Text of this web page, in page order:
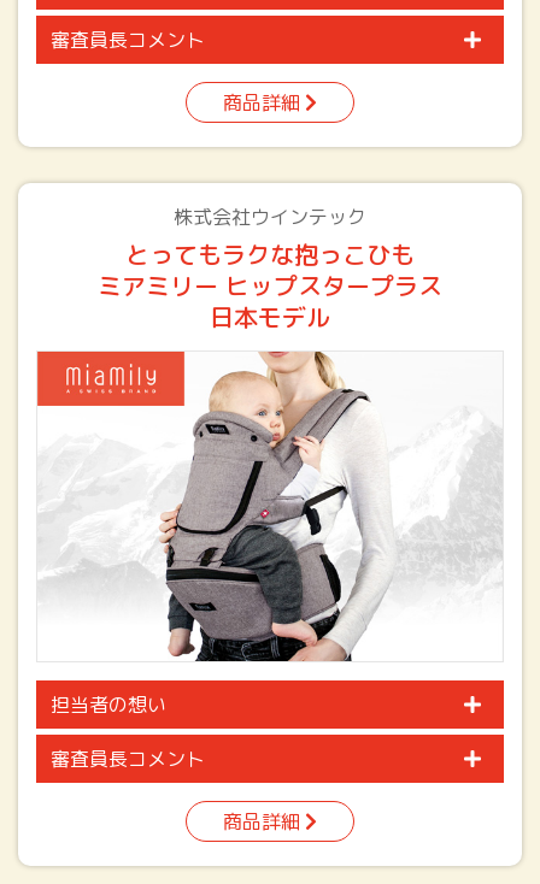
審査員長コメント
商品詳細
株式会社ウインテック
とってもラクな抱っこひも
ミアミリー ヒップスタープラス
日本モデル
担当者の想い
審査員長コメント
商品詳細